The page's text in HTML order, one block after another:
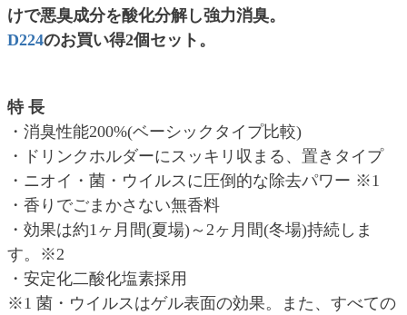
けで悪臭成分を酸化分解し強力消臭。
D224のお買い得2個セット。
特 長
・消臭性能200%(ベーシックタイプ比較)
・ドリンクホルダーにスッキリ収まる、置きタイプ
・ニオイ・菌・ウイルスに圧倒的な除去パワー ※1
・香りでごまかさない無香料
・効果は約1ヶ月間(夏場)～2ヶ月間(冬場)持続しま
す。※2
・安定化二酸化塩素採用
※1 菌・ウイルスはゲル表面の効果。また、すべての